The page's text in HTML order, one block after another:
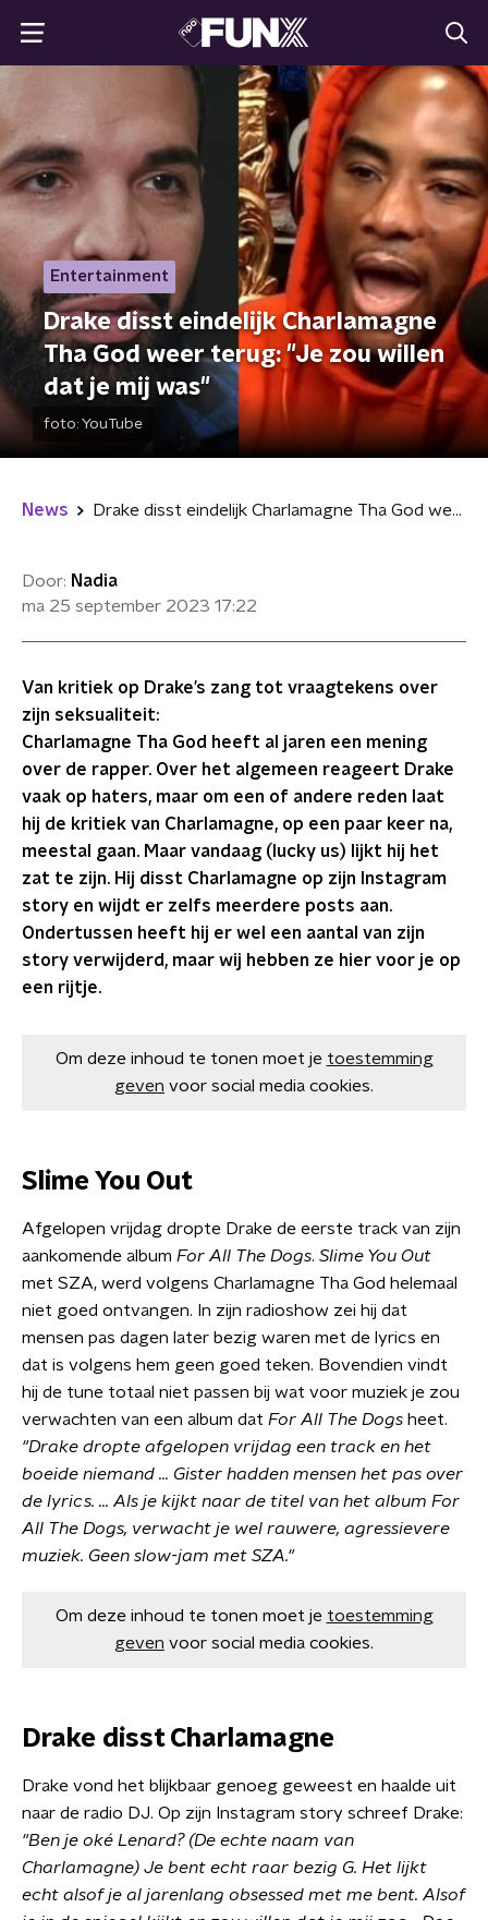
Entertainment
Drake disst eindelijk Charlamagne
Tha God weer terug: "Je zou willen
dat je mij was"
foto: YouTube
News Drake disst eindelijk Charlamagne Tha God weer terug: "Je zou willen dat je mij was"
Door: Nadia
ma 25 september 2023 17:22
Van kritiek op Drake’s zang tot vraagtekens over
zijn seksualiteit:
Charlamagne Tha God heeft al jaren een mening
over de rapper. Over het algemeen reageert Drake
vaak op haters, maar om een of andere reden laat
hij de kritiek van Charlamagne, op een paar keer na,
meestal gaan. Maar vandaag (lucky us) lijkt hij het
zat te zijn. Hij disst Charlamagne op zijn Instagram
story en wijdt er zelfs meerdere posts aan.
Ondertussen heeft hij er wel een aantal van zijn
story verwijderd, maar wij hebben ze hier voor je op
een rijtje.
Om deze inhoud te tonen moet je toestemming
geven voor social media cookies.
Slime You Out
Afgelopen vrijdag dropte Drake de eerste track van zijn
aankomende album For All The Dogs. Slime You Out
met SZA, werd volgens Charlamagne Tha God helemaal
niet goed ontvangen. In zijn radioshow zei hij dat
mensen pas dagen later bezig waren met de lyrics en
dat is volgens hem geen goed teken. Bovendien vindt
hij de tune totaal niet passen bij wat voor muziek je zou
verwachten van een album dat For All The Dogs heet.
"Drake dropte afgelopen vrijdag een track en het
boeide niemand ... Gister hadden mensen het pas over
de lyrics. ... Als je kijkt naar de titel van het album For
All The Dogs, verwacht je wel rauwere, agressievere
muziek. Geen slow-jam met SZA."
Om deze inhoud te tonen moet je toestemming
geven voor social media cookies.
Drake disst Charlamagne
Drake vond het blijkbaar genoeg geweest en haalde uit
naar de radio DJ. Op zijn Instagram story schreef Drake:
"Ben je oké Lenard? (De echte naam van
Charlamagne) Je bent echt raar bezig G. Het lijkt
echt alsof je al jarenlang obsessed met me bent. Alsof